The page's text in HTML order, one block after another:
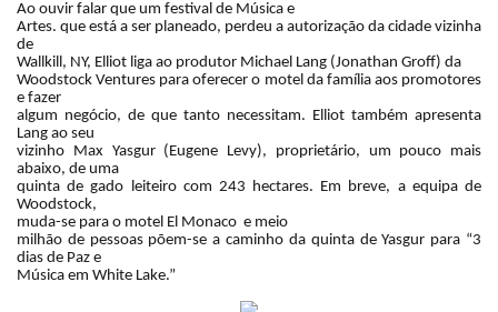
Ao ouvir falar que um festival de Música e
Artes. que está a ser planeado, perdeu a autorização da cidade vizinha
de
Wallkill, NY, Elliot liga ao produtor Michael Lang (Jonathan Groff) da
Woodstock Ventures para oferecer o motel da família aos promotores
e fazer
algum negócio, de que tanto necessitam. Elliot também apresenta
Lang ao seu
vizinho Max Yasgur (Eugene Levy), proprietário, um pouco mais
abaixo, de uma
quinta de gado leiteiro com 243 hectares. Em breve, a equipa de
Woodstock,
muda-se para o motel El Monaco e meio
milhão de pessoas põem-se a caminho da quinta de Yasgur para “3
dias de Paz e
Música em White Lake.”